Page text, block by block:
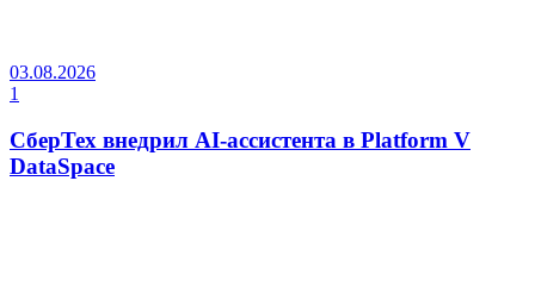
03.08.2026
1
СберТех внедрил AI-ассистента в Platform V
DataSpace